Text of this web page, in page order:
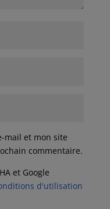
mail et mon site
commentaire.
et Google
d'utilisation